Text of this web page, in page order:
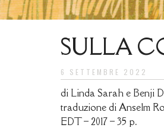
SULLA
6 SETTEMBRE 2022
di Linda Sarah e Benji
traduzione di Anselm
EDT – 2017 – 35 p.